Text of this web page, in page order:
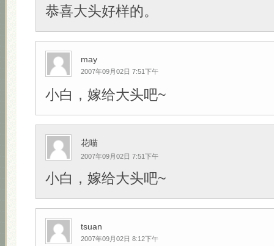
恭喜大头好样的。
may
2007年09月02日 7:51下午
小白，嫁给大头吧~
花喵
2007年09月02日 7:51下午
小白，嫁给大头吧~
tsuan
2007年09月02日 8:12下午